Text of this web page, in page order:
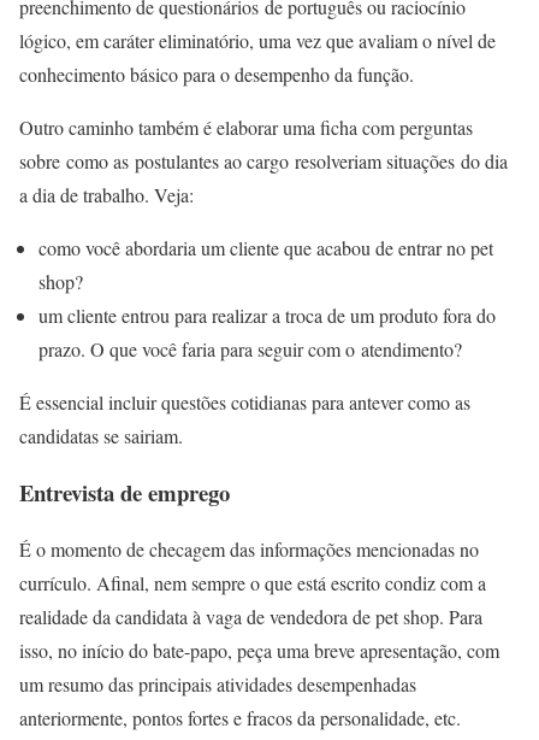
preenchimento de questionários de português ou raciocínio
lógico, em caráter eliminatório, uma vez que avaliam o nível de
conhecimento básico para o desempenho da função.
Outro caminho também é elaborar uma ficha com perguntas
sobre como as postulantes ao cargo resolveriam situações do dia
a dia de trabalho. Veja:
como você abordaria um cliente que acabou de entrar no pet
shop?
um cliente entrou para realizar a troca de um produto fora do
prazo. O que você faria para seguir com o atendimento?
É essencial incluir questões cotidianas para antever como as
candidatas se sairiam.
Entrevista de emprego
É o momento de checagem das informações mencionadas no
currículo. Afinal, nem sempre o que está escrito condiz com a
realidade da candidata à vaga de vendedora de pet shop. Para
isso, no início do bate-papo, peça uma breve apresentação, com
um resumo das principais atividades desempenhadas
anteriormente, pontos fortes e fracos da personalidade, etc.